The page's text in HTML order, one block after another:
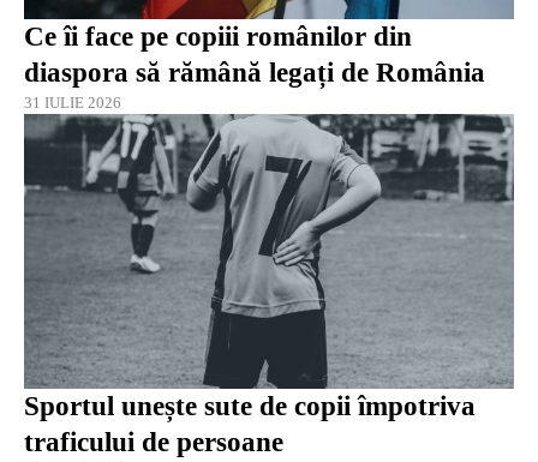
Ce îi face pe copiii românilor din
diaspora să rămână legați de România
31 IULIE 2026
Sportul unește sute de copii împotriva
traficului de persoane